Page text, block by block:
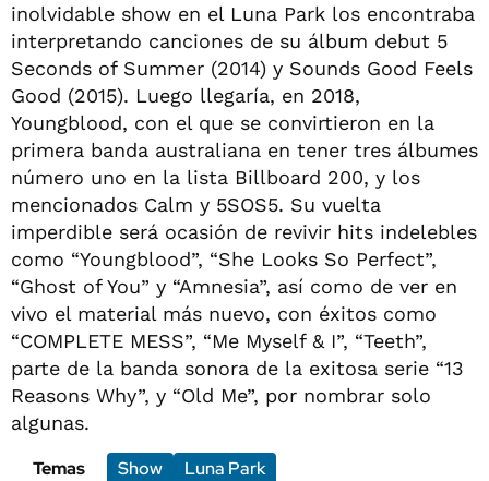
inolvidable show en el Luna Park los encontraba
interpretando canciones de su álbum debut 5
Seconds of Summer (2014) y Sounds Good Feels
Good (2015). Luego llegaría, en 2018,
Youngblood, con el que se convirtieron en la
primera banda australiana en tener tres álbumes
número uno en la lista Billboard 200, y los
mencionados Calm y 5SOS5. Su vuelta
imperdible será ocasión de revivir hits indelebles
como “Youngblood”, “She Looks So Perfect”,
“Ghost of You” y “Amnesia”, así como de ver en
vivo el material más nuevo, con éxitos como
“COMPLETE MESS”, “Me Myself & I”, “Teeth”,
parte de la banda sonora de la exitosa serie “13
Reasons Why”, y “Old Me”, por nombrar solo
algunas.
Temas
Show Luna Park